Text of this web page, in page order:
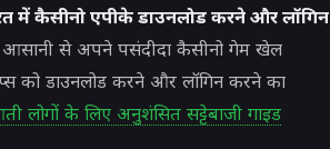
में कैसीनो एपीके डाउनलोड करने और लॉगिन
से अपने पसंदीदा कैसीनो गेम खेल
को डाउनलोड करने और लॉगिन करने का
लोगों के लिए अनुशंसित सट्टेबाजी गाइड